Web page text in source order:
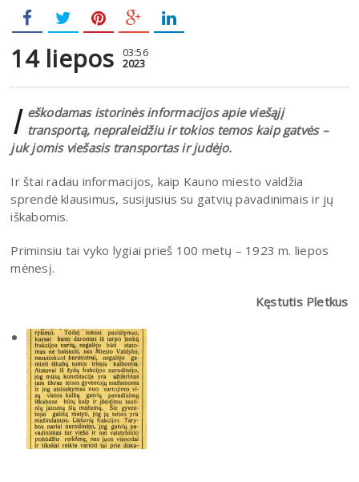
14 liepos 03:56
2023
I eškodamas istorinės informacijos apie viešąjį
transportą, nepraleidžiu ir tokios temos kaip gatvės –
juk jomis viešasis transportas ir judėjo.
Ir štai radau informacijos, kaip Kauno miesto valdžia
sprendė klausimus, susijusius su gatvių pavadinimais ir jų
iškabomis.
Priminsiu tai vyko lygiai prieš 100 metų – 1923 m. liepos
mėnesį.
Kęstutis Pletkus